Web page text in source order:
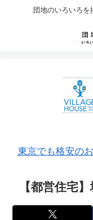
団地のいろいろを
東京でも格安の
【都営住宅